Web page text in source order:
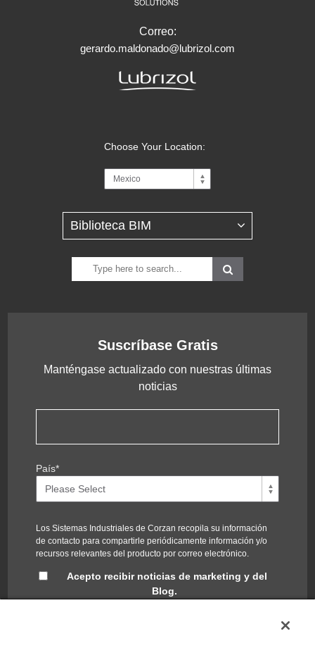
Correo:
gerardo.maldonado@lubrizol.com
Choose Your Location:
Suscríbase Gratis
Manténgase actualizado con nuestras últimas
noticias
País*
Los Sistemas Industriales de Corzan recopila su información
de contacto para compartirle periódicamente información y/o
recursos relevantes del producto por correo electrónico.
Acepto recibir noticias de marketing y del
Blog.